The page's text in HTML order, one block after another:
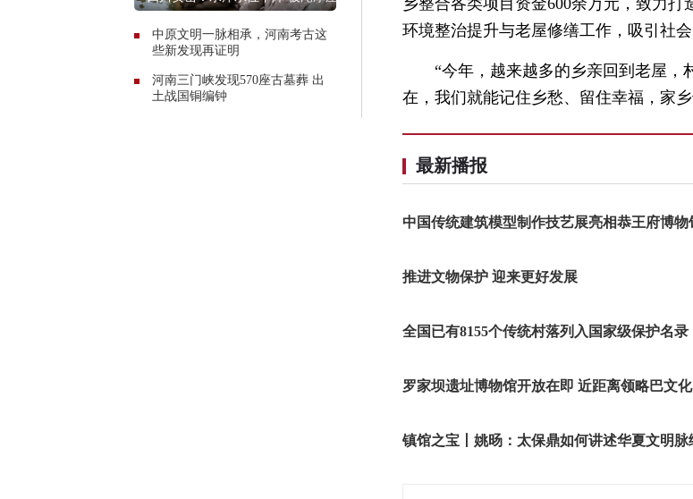
中原文明一脉相承，河南考古这
些新发现再证明
河南三门峡发现570座古墓葬 出
土战国铜编钟
乡整合各类项目资金600余万元，致力
环境整治提升与老屋修缮工作，吸引社
“今年，越来越多的乡亲回到老屋，
在，我们就能记住乡愁、留住幸福，家
最新播报
中国传统建筑模型制作技艺展亮相恭王府博物
推进文物保护 迎来更好发展
全国已有8155个传统村落列入国家级保护名录
罗家坝遗址博物馆开放在即 近距离领略巴文化
镇馆之宝丨姚旸：太保鼎如何讲述华夏文明脉